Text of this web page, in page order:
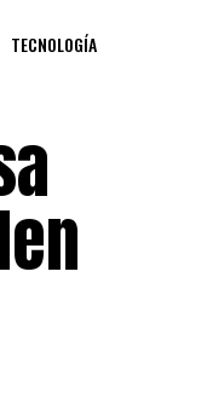
TECNOLOGÍA